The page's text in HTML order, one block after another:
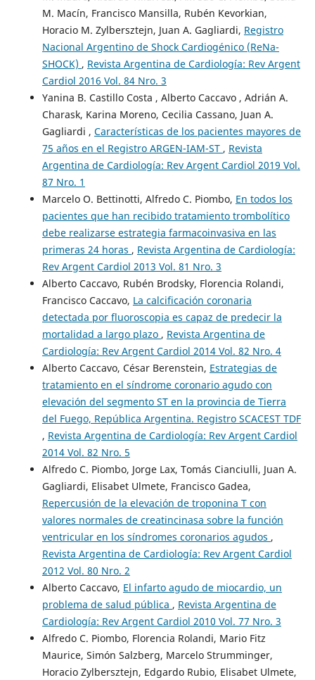
M. Macín, Francisco Mansilla, Rubén Kevorkian,
Horacio M. Zylbersztejn, Juan A. Gagliardi, Registro
Nacional Argentino de Shock Cardiogénico (ReNa-
SHOCK) , Revista Argentina de Cardiología: Rev Argent
Cardiol 2016 Vol. 84 Nro. 3
Yanina B. Castillo Costa , Alberto Caccavo , Adrián A.
Charask, Karina Moreno, Cecilia Cassano, Juan A.
Gagliardi , Características de los pacientes mayores de
75 años en el Registro ARGEN-IAM-ST , Revista
Argentina de Cardiología: Rev Argent Cardiol 2019 Vol.
87 Nro. 1
Marcelo O. Bettinotti, Alfredo C. Piombo, En todos los
pacientes que han recibido tratamiento trombolítico
debe realizarse estrategia farmacoinvasiva en las
primeras 24 horas , Revista Argentina de Cardiología:
Rev Argent Cardiol 2013 Vol. 81 Nro. 3
Alberto Caccavo, Rubén Brodsky, Florencia Rolandi,
Francisco Caccavo, La calcificación coronaria
detectada por fluoroscopia es capaz de predecir la
mortalidad a largo plazo , Revista Argentina de
Cardiología: Rev Argent Cardiol 2014 Vol. 82 Nro. 4
Alberto Caccavo, César Berenstein, Estrategias de
tratamiento en el síndrome coronario agudo con
elevación del segmento ST en la provincia de Tierra
del Fuego, República Argentina. Registro SCACEST TDF
, Revista Argentina de Cardiología: Rev Argent Cardiol
2014 Vol. 82 Nro. 5
Alfredo C. Piombo, Jorge Lax, Tomás Cianciulli, Juan A.
Gagliardi, Elisabet Ulmete, Francisco Gadea,
Repercusión de la elevación de troponina T con
valores normales de creatincinasa sobre la función
ventricular en los síndromes coronarios agudos ,
Revista Argentina de Cardiología: Rev Argent Cardiol
2012 Vol. 80 Nro. 2
Alberto Caccavo, El infarto agudo de miocardio, un
problema de salud pública , Revista Argentina de
Cardiología: Rev Argent Cardiol 2010 Vol. 77 Nro. 3
Alfredo C. Piombo, Florencia Rolandi, Mario Fitz
Maurice, Simón Salzberg, Marcelo Strumminger,
Horacio Zylbersztejn, Edgardo Rubio, Elisabet Ulmete,